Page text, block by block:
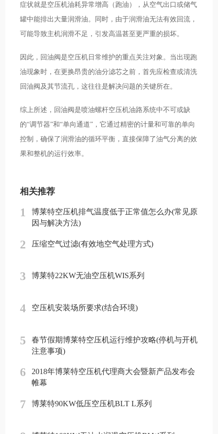
症状就是空压机油耗异常增高（跑油），从空气出口或储气
罐中能排出大量润滑油。同时，由于润滑油无法有效回流，
可能导致主机润滑不足，引发高温甚至更严重的损坏。
因此，回油阀是空压机日常维护的重点关注对象。当出现跑
油现象时，在更换昂贵的油分滤芯之前，首先应检查或清洗
回油阀及其节流孔，这往往是解决问题的关键所在。
综上所述，回油阀是喷油螺杆空压机油路系统中不可或缺
的“调节器”和“单向通道”，它通过精密的计量和可靠的单向
控制，确保了润滑油的循环平衡，直接保障了油气分离的效
果和整机的运行效率。
相关推荐
1
博莱特空压机排气温度低于正常值怎么办(常见原
因与解决方法)
2 压缩空气过滤(有效地空气处理方式)
3 博莱特22KW无油空压机WIS系列
4 空压机安装场所要求(结合环境)
5
春节假期博莱特空压机运行维护攻略(停机与开机
注意事项)
6
2018年博莱特空压机代理商大会暨新产品发布会
帷幕
7 博莱特90KW低压空压机BLT L系列